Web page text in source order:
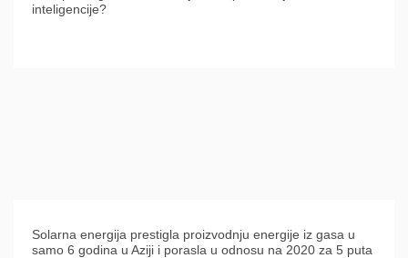
inteligencije?
Solarna energija prestigla proizvodnju energije iz gasa u
samo 6 godina u Aziji i porasla u odnosu na 2020 za 5 puta